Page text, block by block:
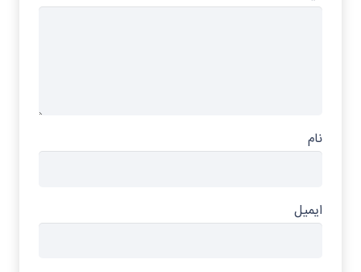
نام
ایمیل